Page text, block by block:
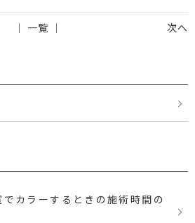
次へ
│ 一覧 │
でカラーするときの施術時間の